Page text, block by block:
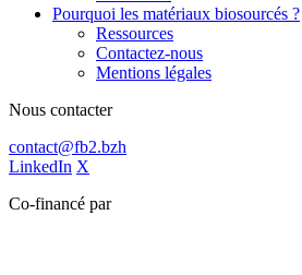
Pourquoi les matériaux biosourcés ?
Ressources
Contactez-nous
Mentions légales
Nous contacter
contact@fb2.bzh
LinkedIn X
Co-financé par